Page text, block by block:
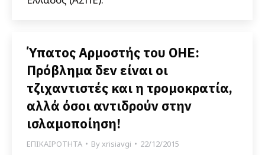
Ύπατος Αρμοστής του ΟΗΕ:
Πρόβλημα δεν είναι οι
τζιχαντιστές και η τρομοκρατία,
αλλά όσοι αντιδρούν στην
ισλαμοποίηση!
ΕΠΙΚΑΙΡΟΤΗΤΑ Byxrisiavgi 22/12/2015